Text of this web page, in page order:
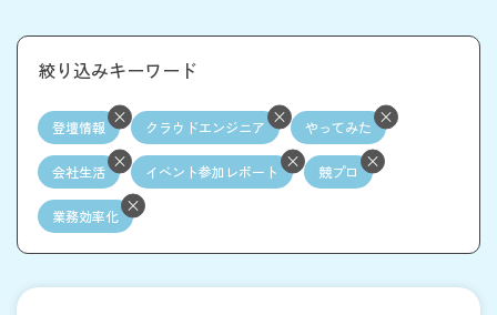
絞り込みキーワード
登壇情報 クラウドエンジニア やってみた
会社生活 イベント参加レポート 競プロ
業務効率化